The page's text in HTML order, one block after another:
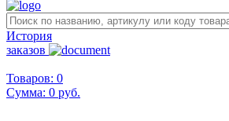
История
заказов
Товаров: 0
Сумма: 0 руб.